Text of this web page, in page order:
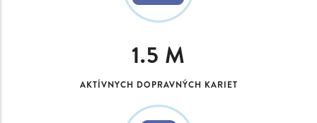
1.5 M
AKTÍVNYCH DOPRAVNÝCH KARIET